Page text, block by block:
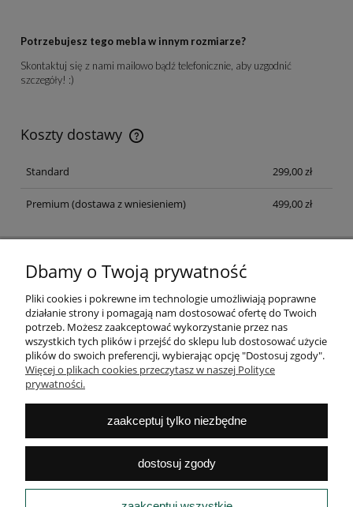
Potrzebujesz tego mebla w innym rozmiarze?
Skontaktuj się z nami mailowo bądź telefonicznie, aby uzgodnić
szczegóły! :)
Koszty dostawy
Koszt dostawy dotyczy przesyłek na terenie Polski
Standard
299,00 zł
Premium (dostawa z wniesieniem) 499,00 zł
NEWSLETTER
designu
ZAPISZ SIĘ
POMOC
MOJE KONTO
PŁATNOŚCI
Dbamy o Twoją prywatność
Pliki cookies i pokrewne im technologie umożliwiają poprawne
działanie strony i pomagają nam dostosować ofertę do Twoich
potrzeb. Możesz zaakceptować wykorzystanie przez nas
wszystkich tych plików i przejść do sklepu lub dostosować użycie
plików do swoich preferencji, wybierając opcję "Dostosuj zgody".
Więcej o plikach cookies przeczytasz w naszej Polityce
prywatności.
zaakceptuj tylko niezbędne
dostosuj zgody